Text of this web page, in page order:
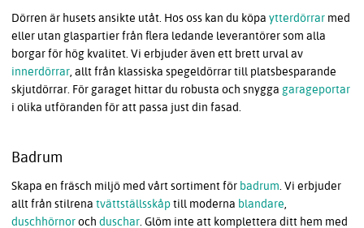
Dörren är husets ansikte utåt. Hos oss kan du köpa ytterdörrar med
eller utan glaspartier från flera ledande leverantörer som alla
borgar för hög kvalitet. Vi erbjuder även ett brett urval av
innerdörrar, allt från klassiska spegeldörrar till platsbesparande
skjutdörrar. För garaget hittar du robusta och snygga garageportar
i olika utföranden för att passa just din fasad.
Badrum
Skapa en fräsch miljö med vårt sortiment för badrum. Vi erbjuder
allt från stilrena tvättställsskåptill moderna blandare,
duschhörnoroch duschar. Glöm inte att komplettera ditt hem med